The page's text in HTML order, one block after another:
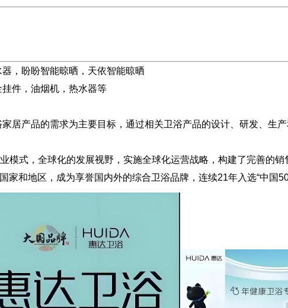
，盼盼智能晾晒，天依智能晾晒
件，油烟机，热水器等
产品的需求为主要目标，通过相关卫浴产品的设计、研发、生产
式，全球化的发展视野，实施全球化运营战略，构建了完善的销
和地区，成为享誉国内外的综合卫浴品牌，连续21年入选“中国